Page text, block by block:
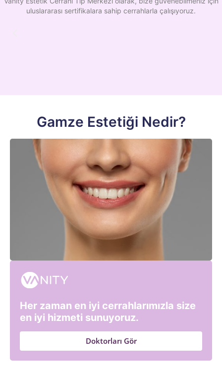
uluslararası sertifikalara sahip cerrahlarla çalışıyoruz.
Gamze Estetiği Nedir?
Her zaman en iyi cerrahlarımızla size
en iyi hizmeti sunuyoruz.
Doktorları Gör